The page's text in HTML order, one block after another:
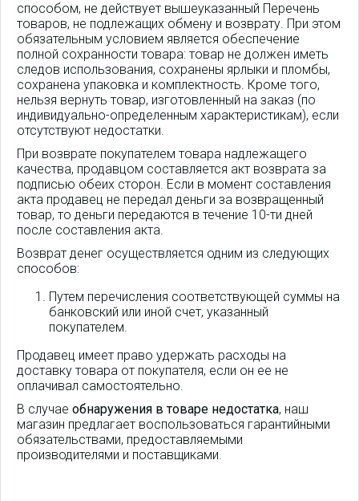
способом, не действует вышеуказанный Перечень
товаров, не подлежащих обмену и возврату. При этом
обязательным условием является обеспечение
полной сохранности товара: товар не должен иметь
следов использования, сохранены ярлыки и пломбы,
сохранена упаковка и комплектность. Кроме того,
нельзя вернуть товар, изготовленный на заказ (по
индивидуально-определенным характеристикам), если
отсутствуют недостатки.
При возврате покупателем товара надлежащего
качества, продавцом составляется акт возврата за
подписью обеих сторон. Если в момент составления
акта продавец не передал деньги за возвращенный
товар, то деньги передаются в течение 10-ти дней
после составления акта.
Возврат денег осуществляется одним из следующих
способов:
Путем перечисления соответствующей суммы на
банковский или иной счет, указанный
покупателем.
Продавец имеет право удержать расходы на
доставку товара от покупателя, если он ее не
оплачивал самостоятельно.
В случае обнаружения в товаре недостатка, наш
магазин предлагает воспользоваться гарантийными
обязательствами, предоставляемыми
производителями и поставщиками.